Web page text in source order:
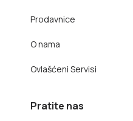
Prodavnice
O nama
Ovlašćeni Servisi
Pratite nas